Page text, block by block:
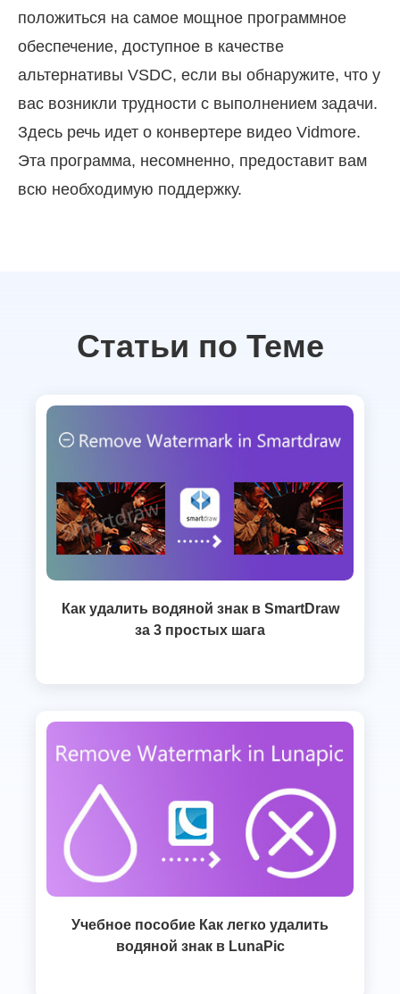
положиться на самое мощное программное
обеспечение, доступное в качестве
альтернативы VSDC, если вы обнаружите, что у
вас возникли трудности с выполнением задачи.
Здесь речь идет о конвертере видео Vidmore.
Эта программа, несомненно, предоставит вам
всю необходимую поддержку.
Статьи по Теме
Как удалить водяной знак в SmartDraw
за 3 простых шага
Учебное пособие Как легко удалить
водяной знак в LunaPic